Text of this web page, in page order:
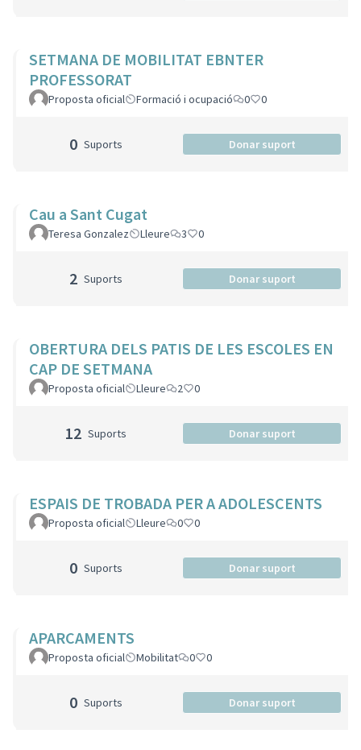
SETMANA DE MOBILITAT EBNTER
PROFESSORAT
Proposta oficial Formació i ocupació 0 0
0 Suports Donar suport
Cau a Sant Cugat
Teresa Gonzalez Lleure 3 0
2 Suports Donar suport
OBERTURA DELS PATIS DE LES ESCOLES EN
CAP DE SETMANA
Proposta oficial Lleure 2 0
12 Suports Donar suport
ESPAIS DE TROBADA PER A ADOLESCENTS
Proposta oficial Lleure 0 0
0 Suports Donar suport
APARCAMENTS
Proposta oficial Mobilitat 0 0
0 Suports Donar suport